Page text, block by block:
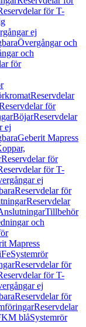
för T-
ej
Övergångar och
och
för
Reservdelar
för
BöjarReservdelar
ej
Geberit Mapress
Reservdelar för
för T-
ej
Reservdelar för
Reservdelar
Tillbehör
och
Mapress
Systemrör
Reservdelar för
för T-
ej
Reservdelar för
Reservdelar
blåSystemrör